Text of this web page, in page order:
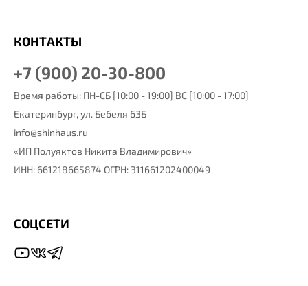
КОНТАКТЫ
+7 (900) 20-30-800
Время работы: ПН-СБ [10:00 - 19:00] ВС [10:00 - 17:00]
Екатеринбург, ул. Бебеля 63Б
info@shinhaus.ru
«ИП Полуяктов Никита Владимирович»
ИНН: 661218665874 ОГРН: 311661202400049
СОЦСЕТИ